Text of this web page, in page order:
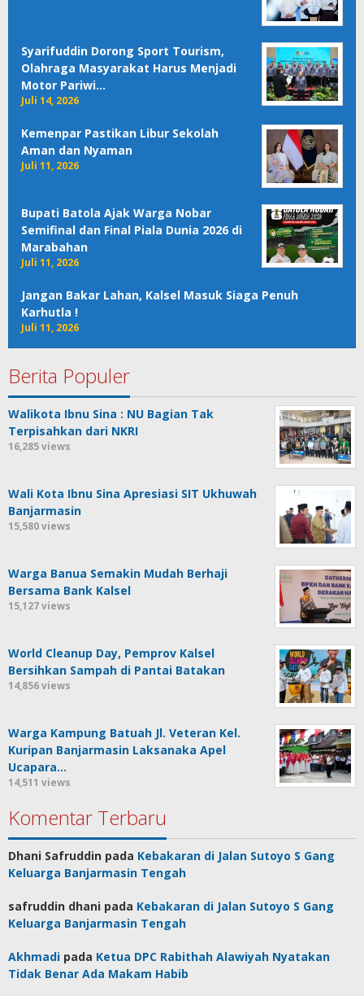
Syarifuddin Dorong Sport Tourism,
Olahraga Masyarakat Harus Menjadi
Motor Pariwi…
Juli 14, 2026
Kemenpar Pastikan Libur Sekolah
Aman dan Nyaman
Juli 11, 2026
Bupati Batola Ajak Warga Nobar
Semifinal dan Final Piala Dunia 2026 di
Marabahan
Juli 11, 2026
Jangan Bakar Lahan, Kalsel Masuk Siaga Penuh
Karhutla !
Juli 11, 2026
Berita Populer
Walikota Ibnu Sina : NU Bagian Tak
Terpisahkan dari NKRI
16,285 views
Wali Kota Ibnu Sina Apresiasi SIT Ukhuwah
Banjarmasin
15,580 views
Warga Banua Semakin Mudah Berhaji
Bersama Bank Kalsel
15,127 views
World Cleanup Day, Pemprov Kalsel
Bersihkan Sampah di Pantai Batakan
14,856 views
Warga Kampung Batuah Jl. Veteran Kel.
Kuripan Banjarmasin Laksanaka Apel
Ucapara…
14,511 views
Komentar Terbaru
Dhani Safruddin pada Kebakaran di Jalan Sutoyo S Gang
Keluarga Banjarmasin Tengah
safruddin dhani pada Kebakaran di Jalan Sutoyo S Gang
Keluarga Banjarmasin Tengah
Akhmadi pada Ketua DPC Rabithah Alawiyah Nyatakan
Tidak Benar Ada Makam Habib